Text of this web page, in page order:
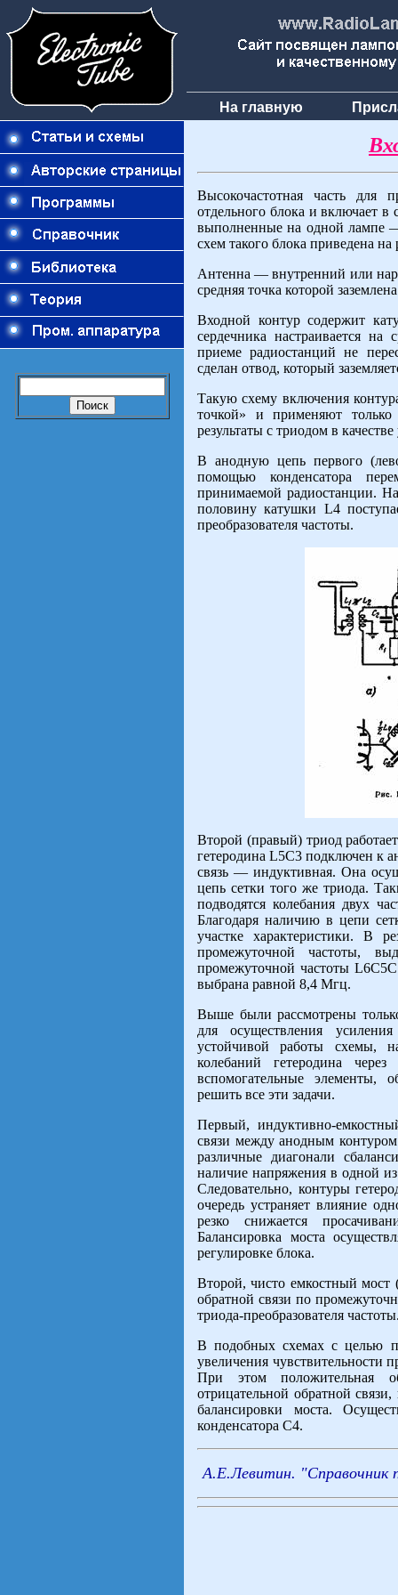
На главную
Высокочастотная часть
отдельного блока и включает в
выполненные на одной лампе
схем такого блока приведена на
Антенна — внутренний или
средняя точка которой
Входной контур содержит
сердечника настраивается
приеме радиостанций не
сделан отвод, который
Такую схему включения
точкой» и применяют
результаты с триодом в
В анодную цепь первого
помощью конденсатора
принимаемой радиостанции.
половину катушки L4
преобразова­теля частоты.
Второй (правый) триод
гетеродинаL5C3 подключен к
связь — индуктивная. Она
цепь сетки того же триода.
подводятся колебания двух
Благодаря наличию в цепи
участке характеристики. В
промежуточной частоты,
промежуточной частоты L6С5C
выбрана равной 8,4 Мгц.
Выше были рассмотрены
для осуществления
устойчивой работы схемы,
колебаний гетеродина
вспомогательные элементы,
решить все эти задачи.
Первый, индуктивно-
связи между анодным
различные диагонали
наличие напряжения в одной
Следовательно, контуры
очередь устраняет влияние
резко снижается
Балансировка моста
регулировке блока.
Второй, чисто емкостный мост
обратной связи по
триода-преобразователя
В подобных схемах с целью
увеличения чувствительности
При этом положительная
отрицательной обратной
балансировки моста.
конденсатора С4.
А.Е.Левитин. "Справочник